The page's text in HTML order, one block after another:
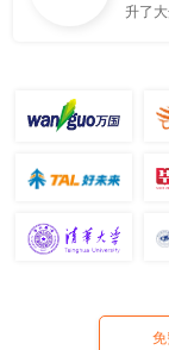
升了